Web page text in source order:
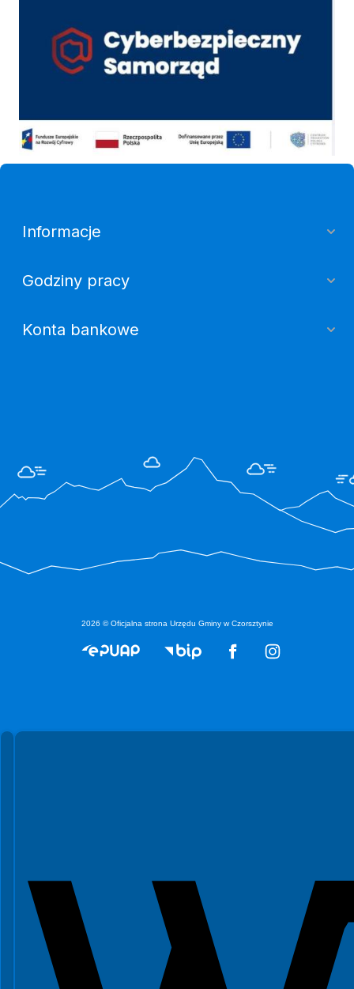
Informacje
Godziny pracy
Konta bankowe
2026 © Oficjalna strona Urzędu Gminy w Czorsztynie
Spełniamy standardy WCAG 2.2
Spełniamy standardy W3C